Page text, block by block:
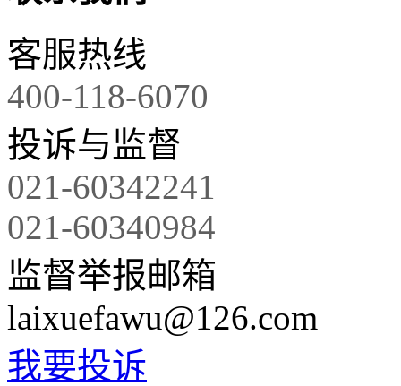
客服热线
400-118-6070
投诉与监督
021-60342241
021-60340984
监督举报邮箱
laixuefawu@126.com
我要投诉